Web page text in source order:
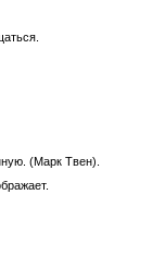
(Марк Твен).